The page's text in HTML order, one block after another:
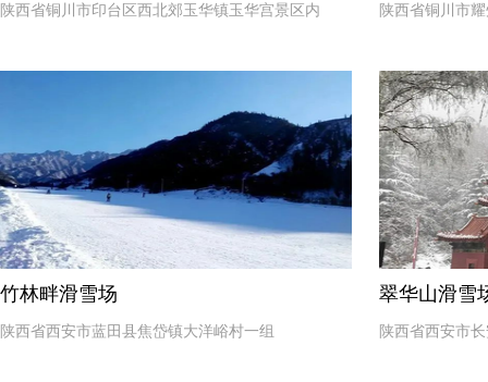
陕西省铜川市印台区西北郊玉华镇玉华宫景区内 陕西省铜川市
竹林畔滑雪场
陕西省西安市蓝田县焦岱镇大洋峪村一组
翠华山滑雪
陕西省西安市